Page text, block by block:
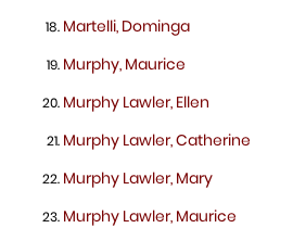
Martelli, Dominga
Murphy, Maurice
Murphy Lawler, Ellen
Murphy Lawler, Catherine
Murphy Lawler, Mary
Murphy Lawler, Maurice